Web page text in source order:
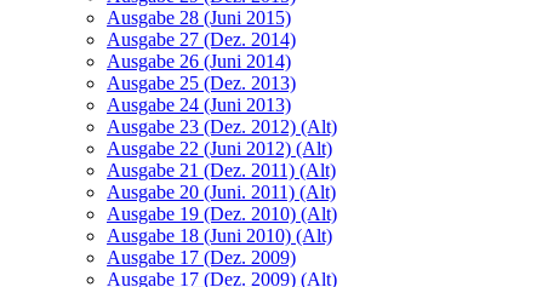
Ausgabe 28 (Juni 2015)
Ausgabe 27 (Dez. 2014)
Ausgabe 26 (Juni 2014)
Ausgabe 25 (Dez. 2013)
Ausgabe 24 (Juni 2013)
Ausgabe 23 (Dez. 2012) (Alt)
Ausgabe 22 (Juni 2012) (Alt)
Ausgabe 21 (Dez. 2011) (Alt)
Ausgabe 20 (Juni. 2011) (Alt)
Ausgabe 19 (Dez. 2010) (Alt)
Ausgabe 18 (Juni 2010) (Alt)
Ausgabe 17 (Dez. 2009)
Ausgabe 17 (Dez. 2009) (Alt)